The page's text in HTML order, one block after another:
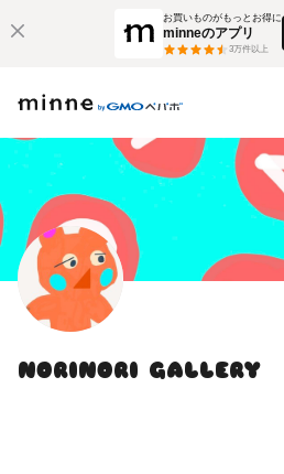
お買いものがもっとお得に
minneのアプリ
3万件以上
NORINORI GALLERY